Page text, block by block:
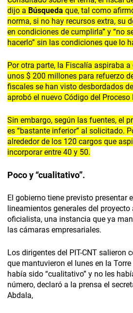
dijo a Búsqueda que, tal como
norma, si no hay recursos extra, su
en condiciones de cumplirla” y “no
hacerlo” sin las condiciones que lo
Por otra parte, la Fiscalía aspiraba
unos $ 200 millones para refuerzo
fiscales se han visto desbordados
aprobó el nuevo Código del Proceso
Sin embargo, según las fuentes, el
es “bastante inferior” al solicitado.
alrededor de los 120 cargos que
incorporar entre 40 y 50.
Poco y “cualitativo”.
El gobierno tiene previsto presentar
lineamientos generales del proyecto
oficialista, una instancia que ya
las cámaras empresariales.
Los dirigentes del PIT-CNT salieron
que mantuvieron el lunes en la
había sido “cualitativo” y no les
número, declaró a la prensa el
Abdala,